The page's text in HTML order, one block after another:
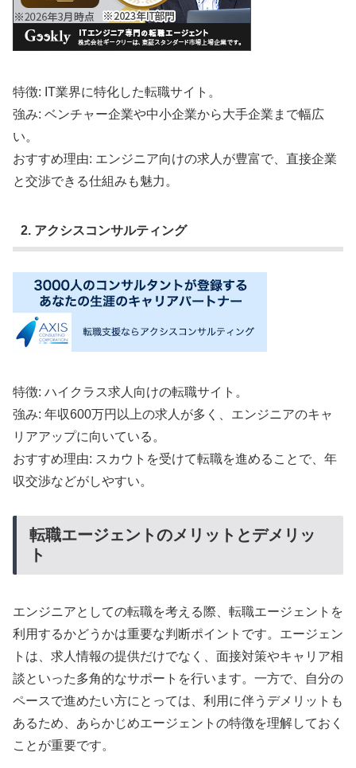
特徴: IT業界に特化した転職サイト。
強み: ベンチャー企業や中小企業から大手企業まで幅広
い。
おすすめ理由: エンジニア向けの求人が豊富で、直接企業
と交渉できる仕組みも魅力。
2. アクシスコンサルティング
特徴: ハイクラス求人向けの転職サイト。
強み: 年収600万円以上の求人が多く、エンジニアのキャ
リアアップに向いている。
おすすめ理由: スカウトを受けて転職を進めることで、年
収交渉などがしやすい。
転職エージェントのメリットとデメリッ
ト
エンジニアとしての転職を考える際、転職エージェントを
利用するかどうかは重要な判断ポイントです。エージェン
トは、求人情報の提供だけでなく、面接対策やキャリア相
談といった多角的なサポートを行います。一方で、自分の
ペースで進めたい方にとっては、利用に伴うデメリットも
あるため、あらかじめエージェントの特徴を理解しておく
ことが重要です。